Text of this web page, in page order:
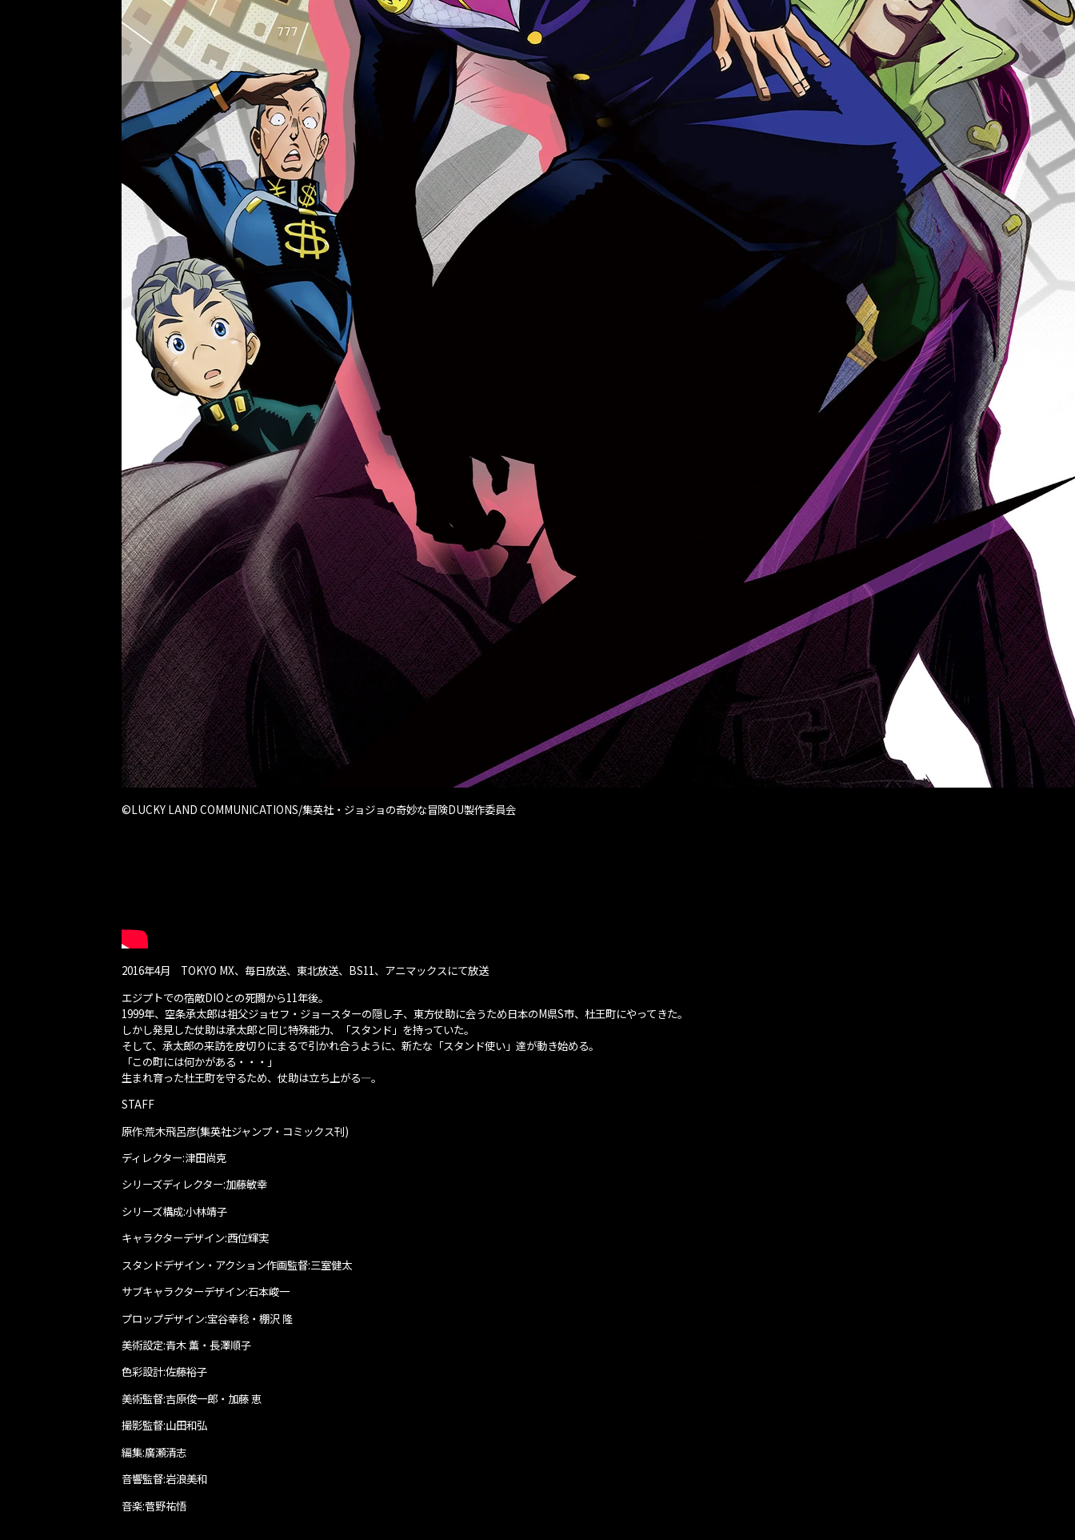
©LUCKY LAND COMMUNICATIONS/集英社・ジョジョの奇妙な冒険DU製作委員会
2016年4月 TOKYO MX、毎日放送、東北放送、BS11、アニマックスにて放送
エジプトでの宿敵DIOとの死闘から11年後。
1999年、空条承太郎は祖父ジョセフ・ジョースターの隠し子、東方仗助に会うため日本のM県S市、杜王町にやってきた。
しかし発見した仗助は承太郎と同じ特殊能力、「スタンド」を持っていた。
そして、承太郎の来訪を皮切りにまるで引かれ合うように、新たな「スタンド使い」達が動き始める。
「この町には何かがある・・・」
生まれ育った杜王町を守るため、仗助は立ち上がる―。
STAFF
原作:荒木飛呂彦(集英社ジャンプ・コミックス刊)
ディレクター:津田尚克
シリーズディレクター:加藤敏幸
シリーズ構成:小林靖子
キャラクターデザイン:西位輝実
スタンドデザイン・アクション作画監督:三室健太
サブキャラクターデザイン:石本峻一
プロップデザイン:宝谷幸稔・棚沢 隆
美術設定:青木 薫・長澤順子
色彩設計:佐藤裕子
美術監督:吉原俊一郎・加藤 恵
撮影監督:山田和弘
編集:廣瀬清志
音響監督:岩浪美和
音楽:菅野祐悟